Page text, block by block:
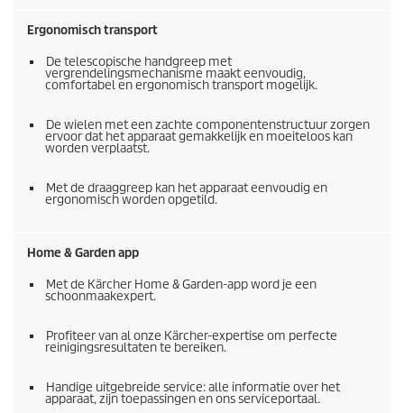
Ergonomisch transport
De telescopische handgreep met
vergrendelingsmechanisme maakt eenvoudig,
comfortabel en ergonomisch transport mogelijk.
De wielen met een zachte componentenstructuur zorgen
ervoor dat het apparaat gemakkelijk en moeiteloos kan
worden verplaatst.
Met de draaggreep kan het apparaat eenvoudig en
ergonomisch worden opgetild.
Home & Garden app
Met de Kärcher Home & Garden-app word je een
schoonmaakexpert.
Profiteer van al onze Kärcher-expertise om perfecte
reinigingsresultaten te bereiken.
Handige uitgebreide service: alle informatie over het
apparaat, zijn toepassingen en ons serviceportaal.